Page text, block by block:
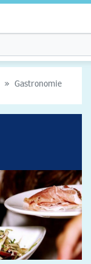
Gastronomie